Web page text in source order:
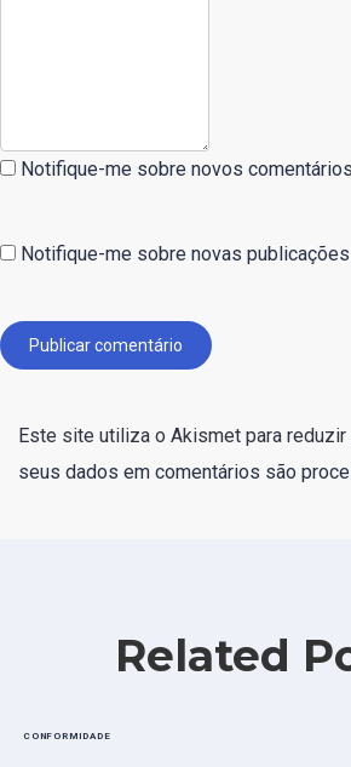
Notifique-me sobre novos
Notifique-me sobre novas
Publicar comentário
Este site utiliza o Akismet para reduzir
seus dados em comentários são
Related
CONFORMIDADE